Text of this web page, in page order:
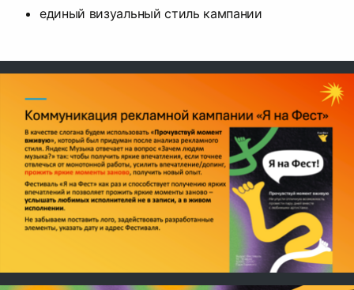
единый визуальный стиль кампании